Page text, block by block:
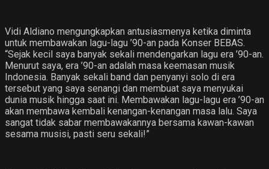
Vidi Aldiano mengungkapkan antusiasmenya ketika diminta
untuk membawakan lagu-lagu ’90-an pada Konser BEBAS.
“Sejak kecil saya banyak sekali mendengarkan lagu era ’90-an.
Menurut saya, era ’90-an adalah masa keemasan musik
Indonesia. Banyak sekali band dan penyanyi solo di era
tersebut yang saya senangi dan membuat saya menyukai
dunia musik hingga saat ini. Membawakan lagu-lagu era ’90-an
akan membawa kembali kenangan-kenangan masa lalu. Saya
sangat tidak sabar membawakannya bersama kawan-kawan
sesama musisi, pasti seru sekali!”